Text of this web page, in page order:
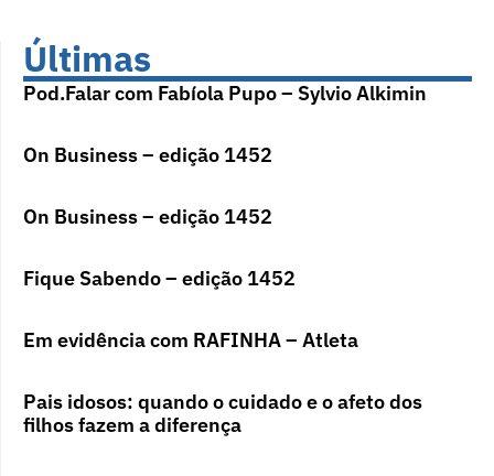
Últimas
Pod.Falar com Fabíola Pupo – Sylvio Alkimin
On Business – edição 1452
On Business – edição 1452
Fique Sabendo – edição 1452
Em evidência com RAFINHA – Atleta
Pais idosos: quando o cuidado e o afeto dos
filhos fazem a diferença